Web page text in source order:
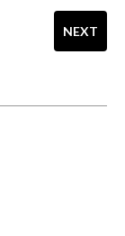
NEXT